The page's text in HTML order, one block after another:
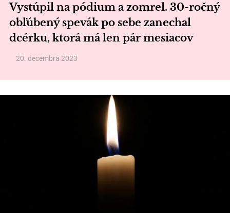
Vystúpil na pódium a zomrel. 30-ročný
obľúbený spevák po sebe zanechal
dcérku, ktorá má len pár mesiacov
20. decembra 2023